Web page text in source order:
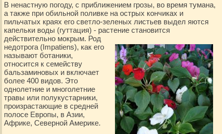
В ненастную погоду, с приближением грозы, во время тумана,
а также при обильной поливке на острых кончиках и
пильчатых краях его светло-зеленых листьев выдел яются
капельки воды (гуттация) - растение становится
действительно мокрым. Род
недотрога (Impatiens), как его
называют ботаники,
относится к семейству
бальзаминовых и включает
более 400 видов. Это
однолетние и многолетние
травы или полукустарники,
произрастающие в средней
полосе Европы, в Азии,
Африке, Северной Америке.